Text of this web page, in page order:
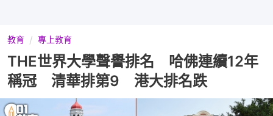
教育 專上教育
THE世界大學聲譽排名 哈佛連續12年
稱冠 清華排第9 港大排名跌